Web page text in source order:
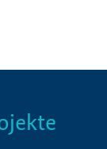
Info